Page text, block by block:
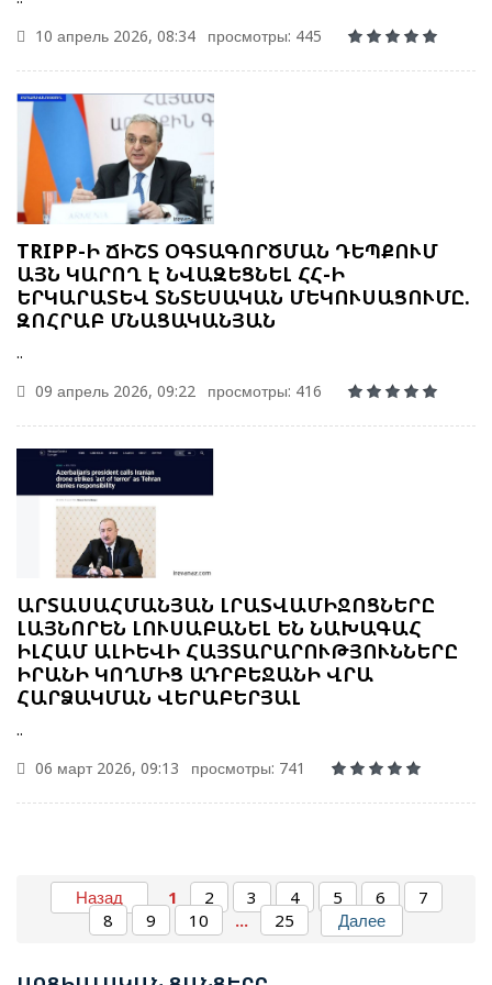
10 апрель 2026, 08:34
просмотры: 445
TRIPP-Ի ՃԻՇՏ ՕԳՏԱԳՈՐԾՄԱՆ ԴԵՊՔՈՒՄ
ԱՅՆ ԿԱՐՈՂ Է ՆՎԱԶԵՑՆԵԼ ՀՀ-Ի
ԵՐԿԱՐԱՏԵՎ ՏՆՏԵՍԱԿԱՆ ՄԵԿՈՒՍԱՑՈՒՄԸ.
ԶՈՀՐԱԲ ՄՆԱՑԱԿԱՆՅԱՆ
..
09 апрель 2026, 09:22
просмотры: 416
ԱՐՏԱՍԱՀՄԱՆՅԱՆ ԼՐԱՏՎԱՄԻՋՈՑՆԵՐԸ
ԼԱՅՆՈՐԵՆ ԼՈՒՍԱԲԱՆԵԼ ԵՆ ՆԱԽԱԳԱՀ
ԻԼՀԱՄ ԱԼԻԵՎԻ ՀԱՅՏԱՐԱՐՈՒԹՅՈՒՆՆԵՐԸ
ԻՐԱՆԻ ԿՈՂՄԻՑ ԱԴՐԲԵՋԱՆԻ ՎՐԱ
ՀԱՐՁԱԿՄԱՆ ՎԵՐԱԲԵՐՅԱԼ
..
06 март 2026, 09:13
просмотры: 741
Назад 1 2 3 4 5 6
7
8
9 10 ... 25 Далее
ՊԱՇՏՈՆԱԿԱՆ ԱՅՑՈՎ ԺԱՄԱՆԵԼ Է ՈՒԿՐԱԻՆԱ